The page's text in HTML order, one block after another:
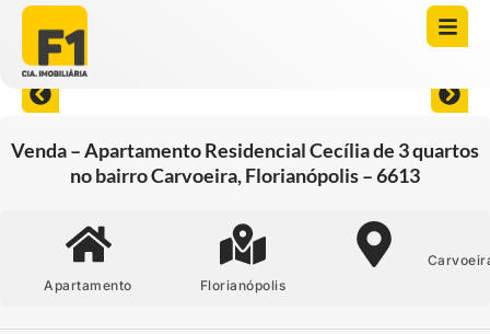
Venda – Apartamento Residencial Cecília de 3 quartos
no bairro Carvoeira, Florianópolis – 6613
Apartamento Florianópolis